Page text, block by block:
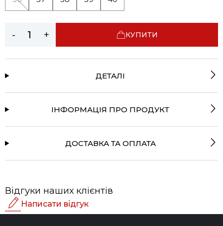
- + КУПИТИ
ДЕТАЛІ
ІНФОРМАЦІЯ ПРО ПРОДУКТ
ДОСТАВКА ТА ОПЛАТА
Відгуки наших клієнтів
Написати відгук